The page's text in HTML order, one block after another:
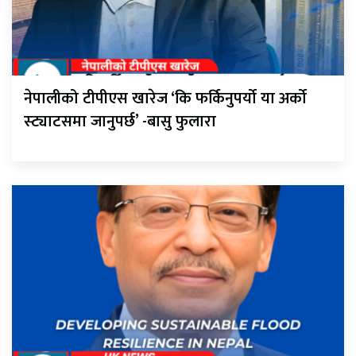
नेपालीको टीपीएस खारेज ‘कि फर्किनुपर्यो या अर्को
स्ट्याटसमा जानुपर्छ’ -बासु फुलारा